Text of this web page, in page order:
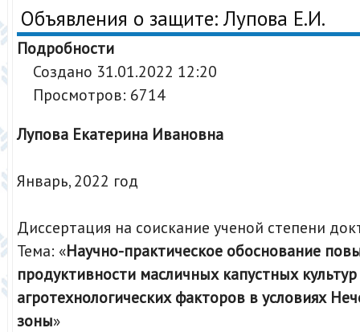
Объявления о защите: Лупова Е.И.
Подробности
Создано 31.01.2022 12:20
Просмотров: 6714
Лупова Екатерина Ивановна
Январь, 2022 год
Диссертация на соискание ученой степени
Тема: «Научно-практическое обоснование
продуктивности масличных капустных
агротехнологических факторов в условиях
зоны»